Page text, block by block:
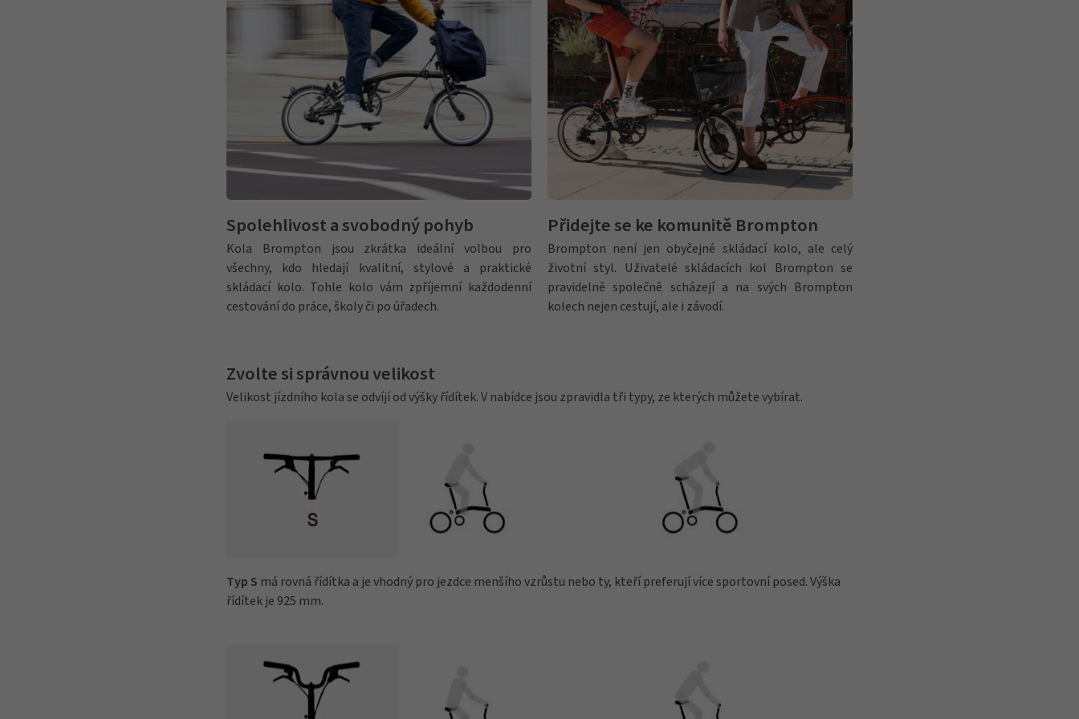
Spolehlivost a svobodný pohyb
Kola Brompton jsou zkrátka ideální volbou pro
všechny, kdo hledají kvalitní, stylové a praktické
skládací kolo. Tohle kolo vám zpříjemní každodenní
cestování do práce, školy či po úřadech.
Přidejte se ke komunitě Brompton
Brompton není jen obyčejné skládací kolo, ale celý
životní styl. Uživatelé skládacích kol Brompton se
pravidelně společně scházejí a na svých Brompton
kolech nejen cestují, ale i závodí.
Zvolte si správnou velikost
Velikost jízdního kola se odvíjí od výšky řídítek. V nabídce jsou zpravidla tři typy, ze kterých můžete vybírat.
Typ S má rovná řídítka a je vhodný pro jezdce menšího vzrůstu nebo ty, kteří preferují více sportovní posed. Výška
řídítek je 925 mm.